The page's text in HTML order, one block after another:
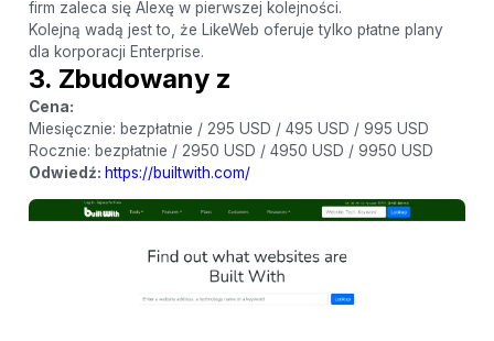
firm zaleca się Alexę w pierwszej kolejności.
Kolejną wadą jest to, że LikeWeb oferuje tylko płatne plany
dla korporacji Enterprise.
3. Zbudowany z
Cena:
Miesięcznie: bezpłatnie / 295 USD / 495 USD / 995 USD
Rocznie: bezpłatnie / 2950 USD / 4950 USD / 9950 USD
Odwiedź: https://builtwith.com/